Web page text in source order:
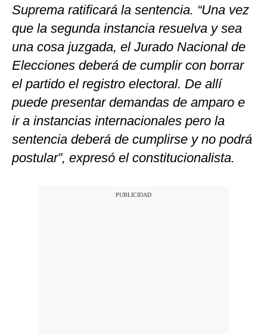
Suprema ratificará la sentencia. “Una vez
que la segunda instancia resuelva y sea
una cosa juzgada, el Jurado Nacional de
Elecciones deberá de cumplir con borrar
el partido el registro electoral. De allí
puede presentar demandas de amparo e
ir a instancias internacionales pero la
sentencia deberá de cumplirse y no podrá
postular”, expresó el constitucionalista.